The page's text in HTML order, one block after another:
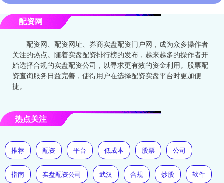
配资网
配资网、配资网址、券商实盘配资门户网，成为众多操作者
关注的热点。随着实盘配资排行榜的发布，越来越多的操作者开
始选择合规的实盘配资公司，以寻求更有效的资金利用。股票配
资查询服务日益完善，使得用户在选择配资实盘平台时更加便
捷。
热点关注
推荐 配资 平台 低成本 股票 公司
指南 实盘配资公司 武汉 合规 炒股 软件